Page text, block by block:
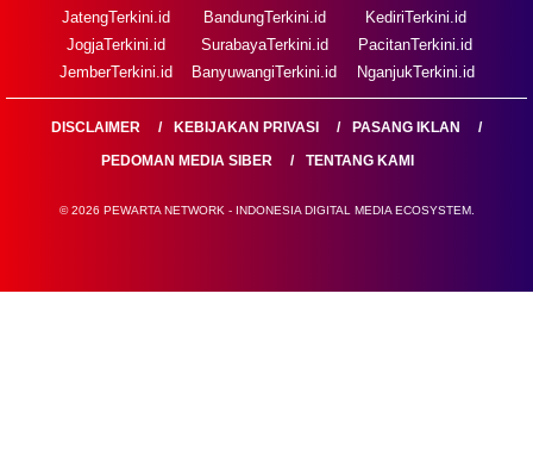
JatengTerkini.id
JogjaTerkini.id
JemberTerkini.id
BandungTerkini.id
SurabayaTerkini.id
BanyuwangiTerkini.id
KediriTerkini.id
PacitanTerkini.id
NganjukTerkini.id
DISCLAIMER KEBIJAKAN PRIVASI
PASANG IKLAN
PEDOMAN MEDIA SIBER
TENTANG KAMI
© 2026 PEWARTA NETWORK - INDONESIA DIGITAL MEDIA ECOSYSTEM.